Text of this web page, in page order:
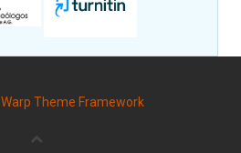
Warp Theme Framework